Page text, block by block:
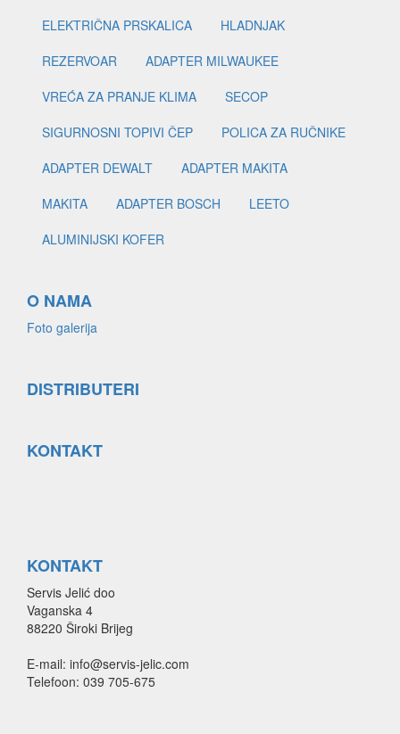
ELEKTRIČNA PRSKALICA
HLADNJAK
REZERVOAR
ADAPTER MILWAUKEE
VREĆA ZA PRANJE KLIMA
SECOP
SIGURNOSNI TOPIVI ČEP
POLICA ZA RUČNIKE
ADAPTER DEWALT
ADAPTER MAKITA
MAKITA
ADAPTER BOSCH
LEETO
ALUMINIJSKI KOFER
O NAMA
Foto galerija
DISTRIBUTERI
KONTAKT
KONTAKT
Servis Jelić doo
Vaganska 4
88220 Široki Brijeg
E-mail: info@servis-jelic.com
Telefoon: 039 705-675